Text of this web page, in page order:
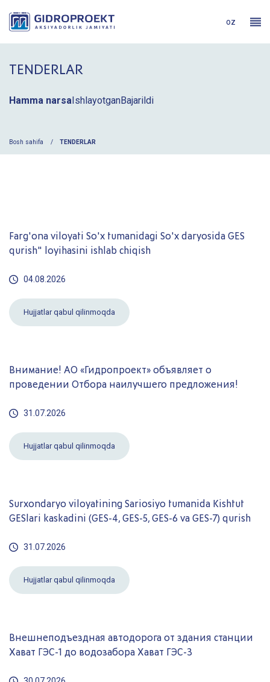
oz
TENDERLAR
Hamma narsa IshlayotganBajarildi
Bosh sahifa TENDERLAR
Farg'ona viloyati So'x tumanidagi So'x daryosida GES
qurish" loyihasini ishlab chiqish
04.08.2026
Hujjatlar qabul qilinmoqda
Внимание! AО «Гидропроект» объявляет о
проведении Отбора наилучшего предложения!
31.07.2026
Hujjatlar qabul qilinmoqda
Surxondaryo viloyatining Sariosiyo tumanida Kishtut
GESlari kaskadini (GES-4, GES-5, GES-6 va GES-7) qurish
31.07.2026
Hujjatlar qabul qilinmoqda
Внешнеподъездная автодорога от здания станции
Хават ГЭС-1 до водозабора Хават ГЭС-3